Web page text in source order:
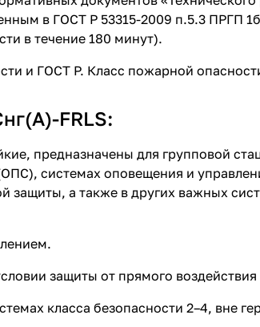
в ГОСТ Р 53315-2009 п.5.3 ПРГП
в течение 180 минут).
и ГОСТ Р. Класс пожарной
FRLS:
предназначены для групповой
системах оповещения и
а также в других важных
защиты от прямого
класса безопасности 2–4, вне